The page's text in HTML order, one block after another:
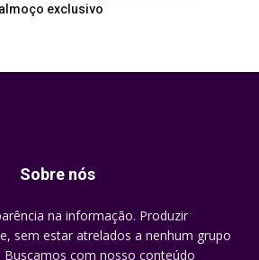
almoço exclusivo
Sobre nós
na informação. Produzir
sem estar atrelados a nenhum grupo
com nosso conteúdo